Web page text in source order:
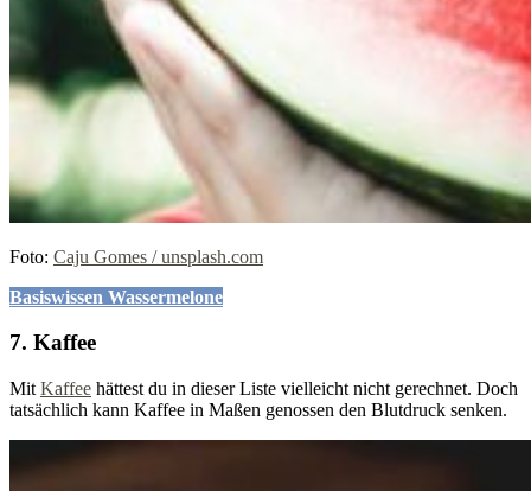
Foto: Caju Gomes / unsplash.com
Basiswissen Wassermelone
7. Kaffee
Mit Kaffee hättest du in dieser Liste vielleicht nicht gerechnet. Doch
tatsächlich kann Kaffee in Maßen genossen den Blutdruck senken.